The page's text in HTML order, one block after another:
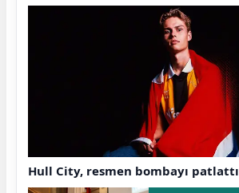
Hull City, resmen bombayı patlattı